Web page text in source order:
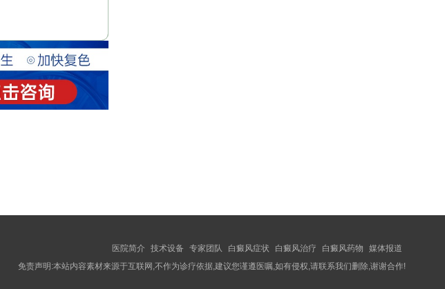
医院简介 技术设备 专家团队 白癜风症状 白癜风治疗 白癜风药物
媒体报道
免责声明:本站内容素材来源于互联网,不作为诊疗依据,建议您谨遵医嘱,如有侵权,请联系我们删除,谢谢合作!